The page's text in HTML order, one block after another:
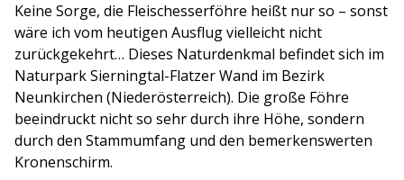
Keine Sorge, die Fleischesserföhre heißt nur so – sonst
wäre ich vom heutigen Ausflug vielleicht nicht
zurückgekehrt… Dieses Naturdenkmal befindet sich im
Naturpark Sierningtal-Flatzer Wand im Bezirk
Neunkirchen (Niederösterreich). Die große Föhre
beeindruckt nicht so sehr durch ihre Höhe, sondern
durch den Stammumfang und den bemerkenswerten
Kronenschirm.